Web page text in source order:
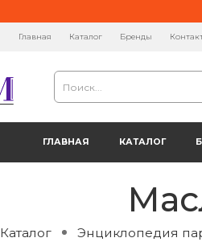
Главная Каталог Бренды
ГЛАВНАЯ КАТАЛОГ
Каталог Энциклопедия